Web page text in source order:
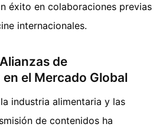
éxito en colaboraciones previas
internacionales.
de
el Mercado Global
industria alimentaria y las
de contenidos ha